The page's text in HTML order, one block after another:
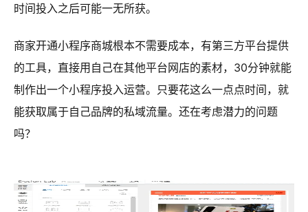
时间投入之后可能一无所获。
商家开通小程序商城根本不需要成本，有第三方平台提供
的工具，直接用自己在其他平台网店的素材，30分钟就能
制作出一个小程序投入运营。只要花这么一点点时间，就
能获取属于自己品牌的私域流量。还在考虑潜力的问题
吗？